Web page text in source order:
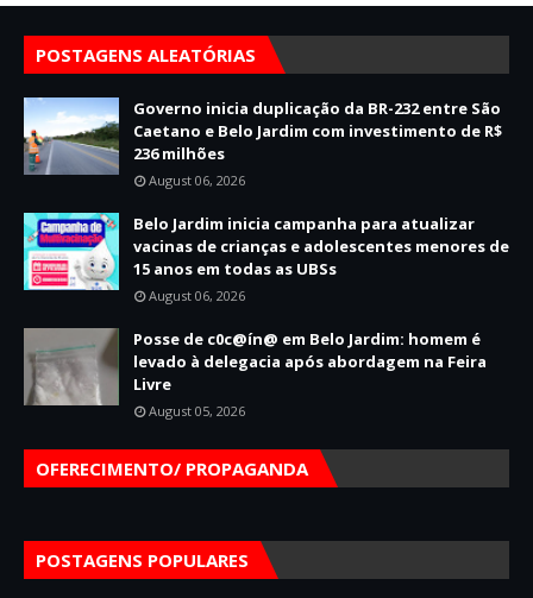
POSTAGENS ALEATÓRIAS
Governo inicia duplicação da BR-232 entre São
Caetano e Belo Jardim com investimento de R$
236 milhões
August 06, 2026
Belo Jardim inicia campanha para atualizar
vacinas de crianças e adolescentes menores de
15 anos em todas as UBSs
August 06, 2026
Posse de c0c@ín@ em Belo Jardim: homem é
levado à delegacia após abordagem na Feira
Livre
August 05, 2026
OFERECIMENTO/ PROPAGANDA
POSTAGENS POPULARES